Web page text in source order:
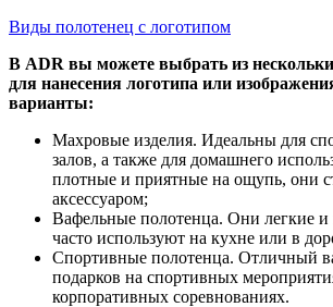
Виды полотенец с логотипом
В ADR вы можете выбрать из
для нанесения логотипа или
варианты:
Махровые изделия. Идеальны для
залов, а также для домашнего
плотные и приятные на ощупь, они
аксессуаром;
Вафельные полотенца. Они легкие
часто используют на кухне или в
Спортивные полотенца. Отличный
подарков на спортивных
корпоративных соревнованиях.